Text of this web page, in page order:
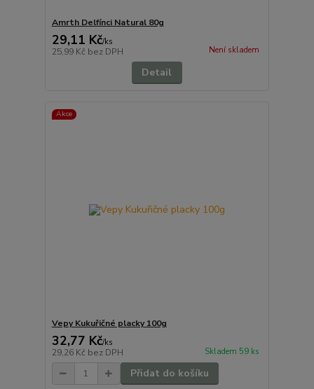
Amrth Delfínci Natural 80g
29,11 Kč/ks
25,99 Kč bez DPH Není skladem
Detail
Akce
Vepy Kukuřičné placky 100g
32,77 Kč/ks
29,26 Kč bez DPH Skladem 59 ks
Přidat do košíku